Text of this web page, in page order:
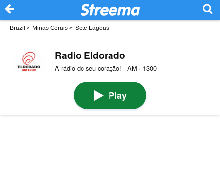
Brazil > Minas Gerais > Sete Lagoas
Radio Eldorado
A rádio do seu coração! · AM · 1300
Play